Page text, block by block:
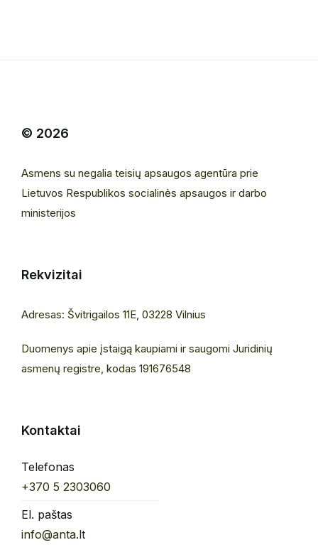
© 2026
Asmens su negalia teisių apsaugos agentūra prie
Lietuvos Respublikos socialinės apsaugos ir darbo
ministerijos
Rekvizitai
Adresas: Švitrigailos 11E, 03228 Vilnius
Duomenys apie įstaigą kaupiami ir saugomi Juridinių
asmenų registre, kodas 191676548
Kontaktai
Telefonas
+370 5 2303060
El. paštas
info@anta.lt